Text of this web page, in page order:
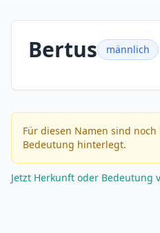
Bertus männlich
Für diesen Namen sind
Bedeutung hinterlegt.
Jetzt Herkunft oder Bedeutung